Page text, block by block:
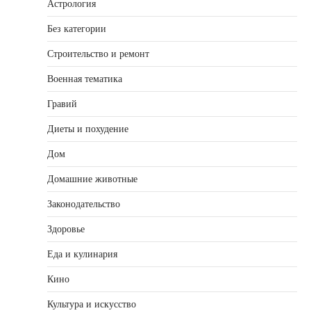
Астрология
Без категории
Строительство и ремонт
Военная тематика
Гравий
Диеты и похудение
Дом
Домашние животные
Законодательство
Здоровье
Еда и кулинария
Кино
Культура и искусство